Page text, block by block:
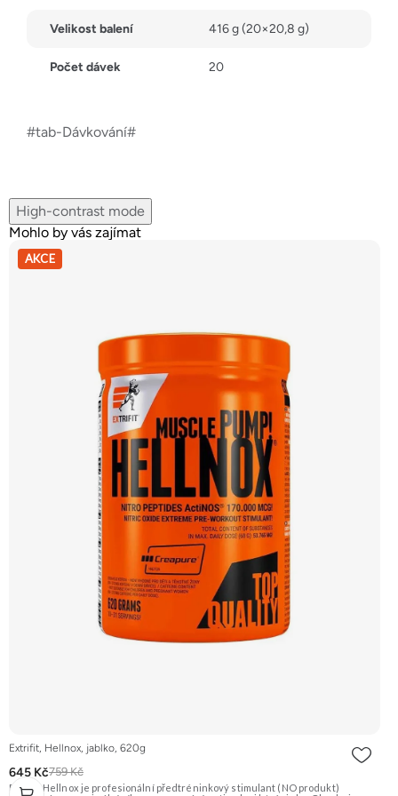
Velikost balení 416 g (20×20,8 g)
Počet dávek 20
#tab-Dávkování#
High-contrast mode
Mohlo by vás zajímat
AKCE
Extrifit, Hellnox, jablko, 620g
645 Kč759 Kč
Extrifit Hellnox je profesionální předtréninkový stimulant (NO produkt)